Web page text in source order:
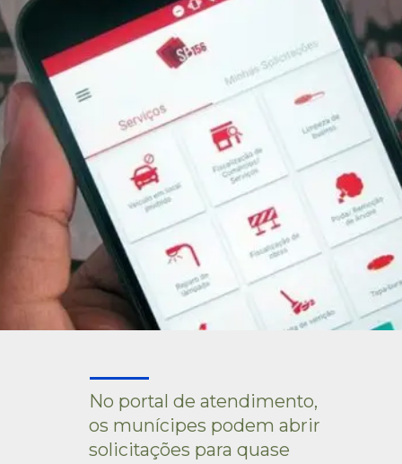
No portal de atendimento,
os munícipes podem abrir
solicitações para quase